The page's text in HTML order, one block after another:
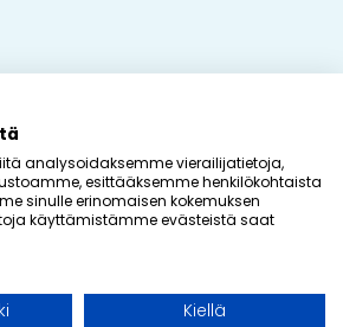
analysoidaksemme vierailijatietoja,
esittääksemme henkilökohtaista
sinulle erinomaisen kokemuksen
käyttämistämme evästeistä saat
Kiellä